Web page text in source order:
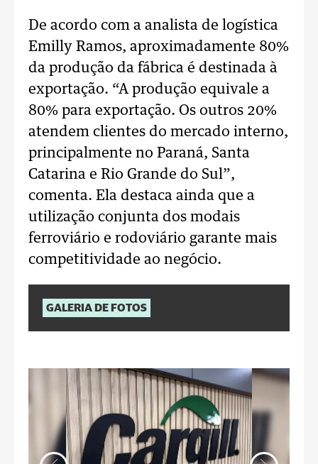
De acordo com a analista de logística
Emilly Ramos, aproximadamente 80%
da produção da fábrica é destinada à
exportação. “A produção equivale a
80% para exportação. Os outros 20%
atendem clientes do mercado interno,
principalmente no Paraná, Santa
Catarina e Rio Grande do Sul”,
comenta. Ela destaca ainda que a
utilização conjunta dos modais
ferroviário e rodoviário garante mais
competitividade ao negócio.
GALERIA DE FOTOS